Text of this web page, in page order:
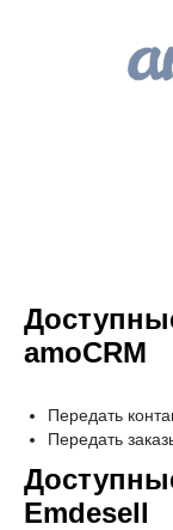
amoCRM
Передать
Передать
Emdesell